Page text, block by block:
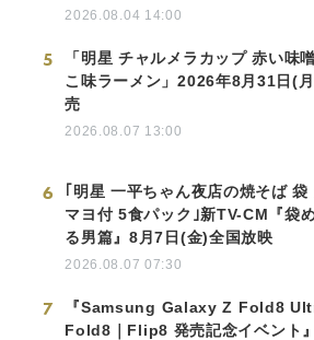
2026.08.04 14:00
5
「明星 チャルメラカップ 赤い味
こ味ラーメン」2026年8月31日(
売
2026.08.07 13:00
6
｢明星 一平ちゃん夜店の焼そば 袋
マヨ付 5食パック｣新TV-CM『袋
る男篇』8月7日(金)全国放映
2026.08.07 07:30
7
『Samsung Galaxy Z Fold8
Fold8｜Flip8 発売記念イベント